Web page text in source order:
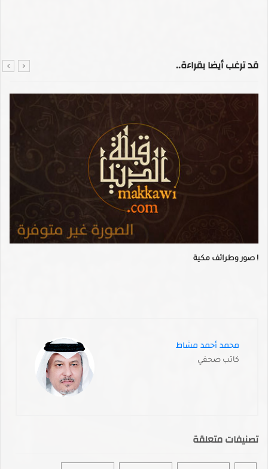
قد ترغب أيضا بقراءة..
صور وطرائف مكية !
محمد أحمد مشاط
كاتب صحفي
تصنيفات متعلقة